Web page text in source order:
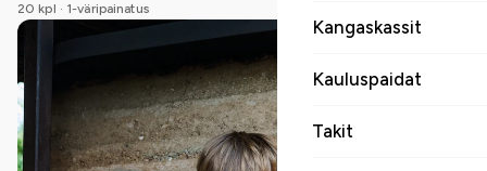
Kangaskassit
Kauluspaidat
Takit
20 kpl · 1-väripainatus